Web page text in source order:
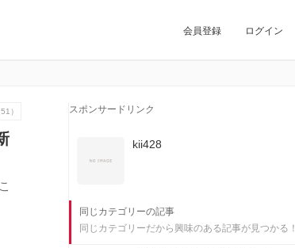
会員登録 ログイン
） スポンサードリンク
kii428
同じカテゴリーの記事
同じカテゴリーだから興味のある記事が見つかる！